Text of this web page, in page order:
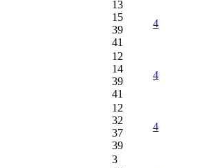
13
15
39
41
4
12
14
39
41
4
12
32
37
39
4
3